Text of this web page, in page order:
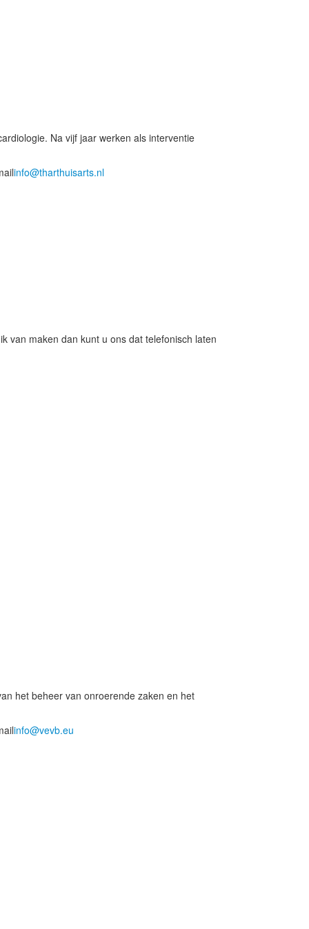
Na vijf jaar werken als interventie
info@tharthuisarts.nl
van maken dan kunt u ons dat telefonisch laten
het beheer van onroerende zaken en het
info@vevb.eu